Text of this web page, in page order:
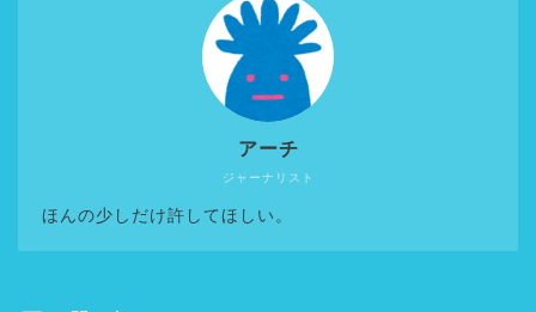
ジャーナリスト
アーチ
ほんの少しだけ許してほしい。